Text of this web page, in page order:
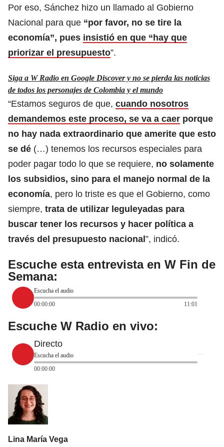
Por eso, Sánchez hizo un llamado al Gobierno
Nacional para que “por favor, no se tire la
economía”, pues insistió en que “hay que
priorizar el presupuesto”.
Siga a W Radio en Google Discover y no se pierda las noticias
de todos los personajes de Colombia y el mundo
“Estamos seguros de que, cuando nosotros
demandemos este proceso, se va a caer porque
no hay nada extraordinario que amerite que esto
se dé (…) tenemos los recursos especiales para
poder pagar todo lo que se requiere, no solamente
los subsidios, sino para el manejo normal de la
economía, pero lo triste es que el Gobierno, como
siempre, trata de utilizar leguleyadas para
buscar tener los recursos y hacer política a
través del presupuesto nacional”, indicó.
Escuche esta entrevista en W Fin de
Semana:
Escucha el audio
00:00:00
11:01
Escuche W Radio en vivo:
Directo
Escucha el audio
00:00:00
Lina María Vega